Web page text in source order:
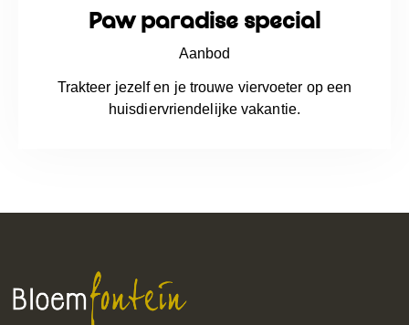
Paw paradise special
Aanbod
Trakteer jezelf en je trouwe viervoeter op een
huisdiervriendelijke vakantie.